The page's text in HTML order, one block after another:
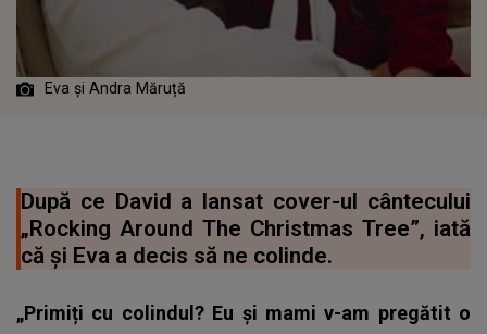
Eva și Andra Măruță
După ce David a lansat cover-ul cântecului
„Rocking Around The Christmas Tree”, iată
că și Eva a decis să ne colinde.
„Primiți cu colindul? Eu și mami v-am pregătit o